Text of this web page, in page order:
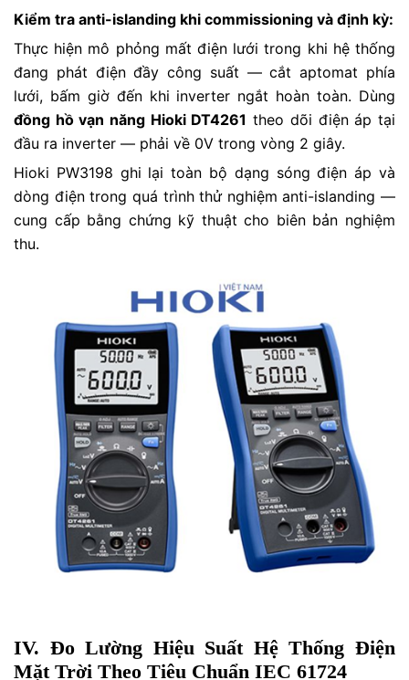
Kiểm tra anti-islanding khi commissioning và định kỳ:
Thực hiện mô phỏng mất điện lưới trong khi hệ thống
đang phát điện đầy công suất — cắt aptomat phía
lưới, bấm giờ đến khi inverter ngắt hoàn toàn. Dùng
đồng hồ vạn năng Hioki DT4261 theo dõi điện áp tại
đầu ra inverter — phải về 0V trong vòng 2 giây.
Hioki PW3198 ghi lại toàn bộ dạng sóng điện áp và
dòng điện trong quá trình thử nghiệm anti-islanding —
cung cấp bằng chứng kỹ thuật cho biên bản nghiệm
thu.
IV. Đo Lường Hiệu Suất Hệ Thống Điện
Mặt Trời Theo Tiêu Chuẩn IEC 61724